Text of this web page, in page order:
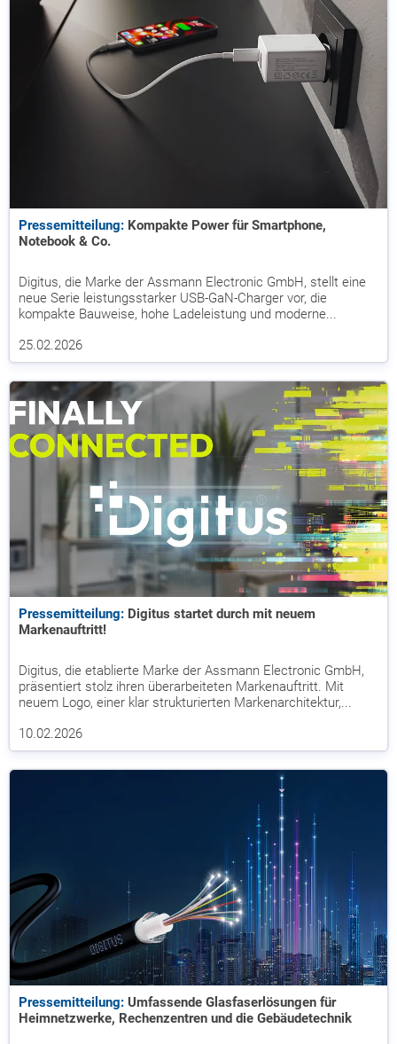
Pressemitteilung: Kompakte Power für Smartphone,
Notebook & Co.
Digitus, die Marke der Assmann Electronic GmbH, stellt eine
neue Serie leistungsstarker USB-GaN-Charger vor, die
kompakte Bauweise, hohe Ladeleistung und moderne...
25.02.2026
Pressemitteilung: Digitus startet durch mit neuem
Markenauftritt!
Digitus, die etablierte Marke der Assmann Electronic GmbH,
präsentiert stolz ihren überarbeiteten Markenauftritt. Mit
neuem Logo, einer klar strukturierten Markenarchitektur,...
10.02.2026
Pressemitteilung: Umfassende Glasfaserlösungen für
Heimnetzwerke, Rechenzentren und die Gebäudetechnik